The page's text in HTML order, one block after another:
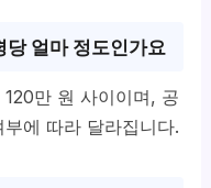
당 얼마 정도인가요
만 원 사이이며, 공
에 따라 달라집니다.